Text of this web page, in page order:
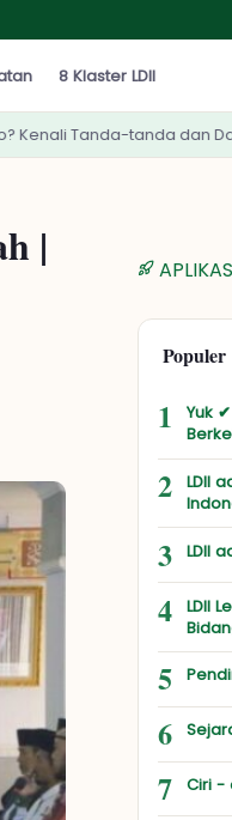
8 Klaster LDII
Dampaknya - FKKI
|
Populer
1
Yuk
2
LDII
3 LDII
4
LDII
5
6
7 Ciri -